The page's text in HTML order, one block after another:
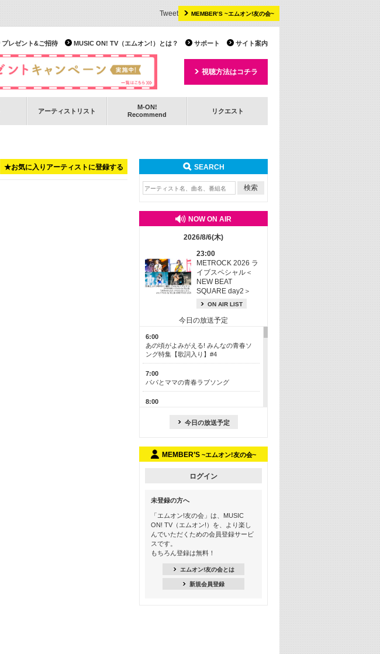
MEMBER’S ~エムオン!友の会~
Tweet
サイト案内
サポート
MUSIC ON! TV（エムオン!）とは？
プレゼント&ご招待
視聴方法はコチラ
アーティストリスト
M-ON!
Recommend
リクエスト
★お気に入りアーティストに登録する SEARCH
NOW ON AIR
2026/8/6(木)
23:00
METROCK 2026 ラ
イブスペシャル＜
NEW BEAT
SQUARE day2＞
ON AIR LIST
今日の放送予定
6:00
あの頃がよみがえる! みんなの青春ソ
ング特集【歌詞入り】#4
7:00
パパとママの青春ラブソング
8:00
13:00
15:30
この夏聴きたい! サマーソングメドレ
ー【歌詞入り】 #4
16:30
あのころK-POPヒッツ! 2021年
今日の放送予定
MEMBER’S ~エムオン!友の会~
ログイン
未登録の方へ
「エムオン!友の会」は、MUSIC
ON! TV（エムオン!）を、より楽し
んでいただくための会員登録サービ
スです。
もちろん登録は無料！
エムオン!友の会とは
新規会員登録